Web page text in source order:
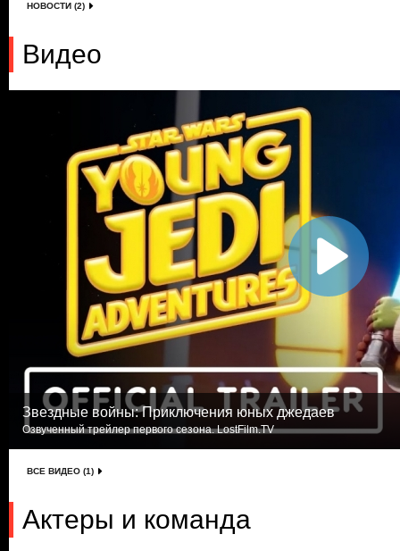
НОВОСТИ (2)
Видео
Звездные войны: Приключения юных джедаев
Озвученный трейлер первого сезона. LostFilm.TV
ВСЕ ВИДЕО (1)
Актеры и команда